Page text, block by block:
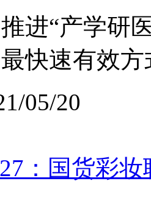
进“产学研
快速有效方
05/20